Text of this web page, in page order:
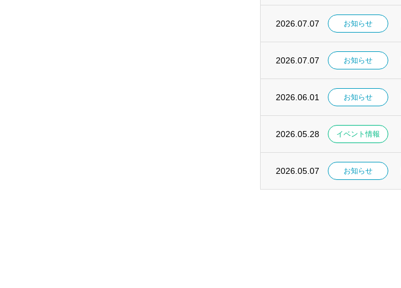
2026.07.07 お知らせ
2026.07.07 お知らせ
2026.06.01 お知らせ
2026.05.28 イベント情報
2026.05.07 お知らせ